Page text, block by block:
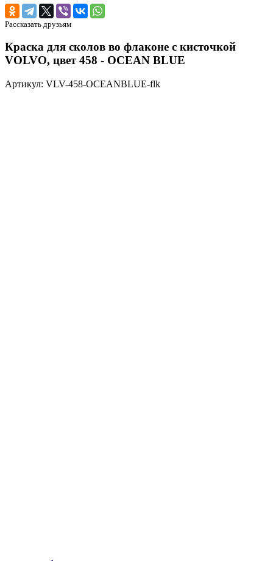
Рассказать друзьям
Краска для сколов во флаконе с кисточкой
VOLVO, цвет 458 - OCEAN BLUE
Артикул: VLV-458-OCEANBLUE-flk